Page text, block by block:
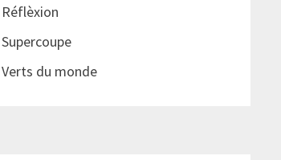
Réflèxion
Supercoupe
Verts du monde